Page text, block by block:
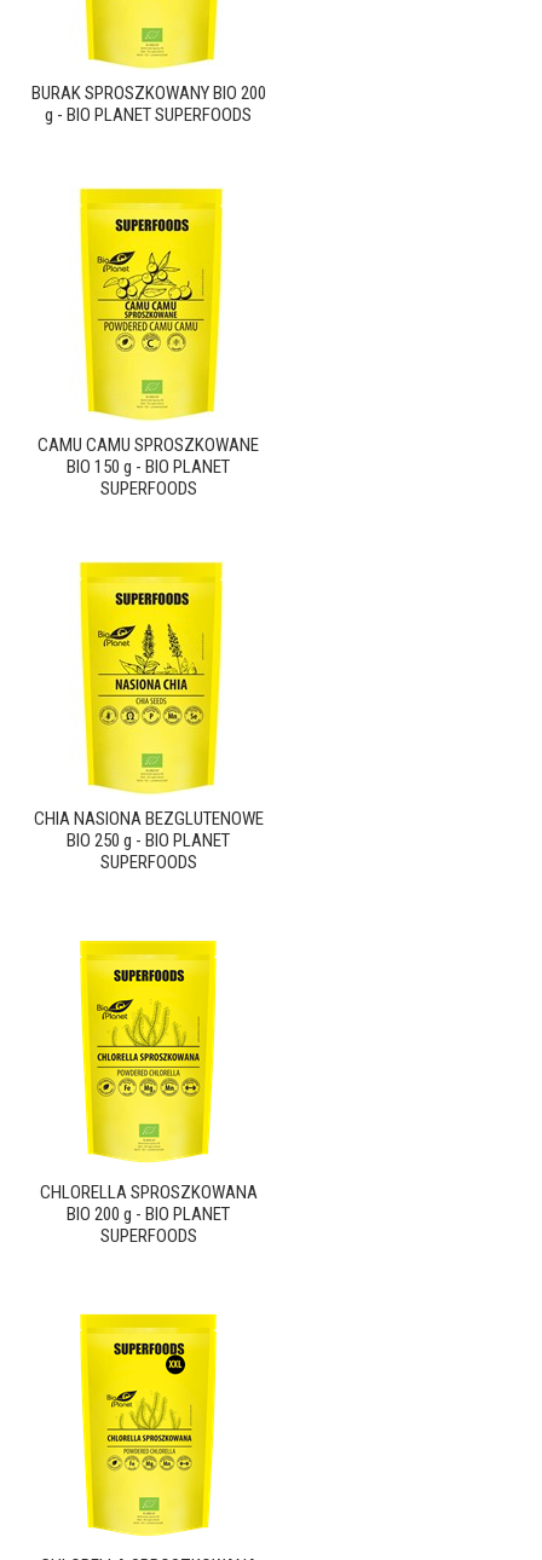
BURAK SPROSZKOWANY BIO 200
g - BIO PLANET SUPERFOODS
CAMU CAMU SPROSZKOWANE
BIO 150 g - BIO PLANET
SUPERFOODS
CHIA NASIONA BEZGLUTENOWE
BIO 250 g - BIO PLANET
SUPERFOODS
CHLORELLA SPROSZKOWANA
BIO 200 g - BIO PLANET
SUPERFOODS